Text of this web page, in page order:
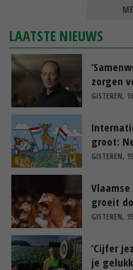
LAATSTE NIEUWS
zorgen
GISTEREN,
groot:
GISTEREN,
groeit
GISTEREN,
‘Cijfer
je